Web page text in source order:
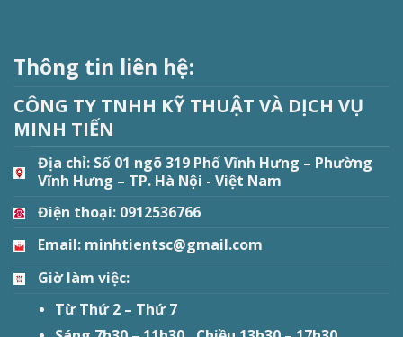
Thông tin liên hệ:
CÔNG TY TNHH KỸ THUẬT VÀ DỊCH VỤ
MINH TIẾN
Địa chỉ: Số 01 ngõ 319 Phố Vĩnh Hưng – Phường
Vĩnh Hưng – TP. Hà Nội - Việt Nam
Điện thoại: 0912536766
Email: minhtientsc@gmail.com
Giờ làm việc:
Từ Thứ 2 – Thứ 7